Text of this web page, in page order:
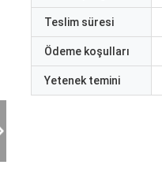
Teslim süresi
Ödeme koşulları
Yetenek temini